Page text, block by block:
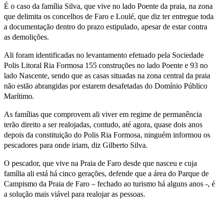
É o caso da família Silva, que vive no lado Poente da praia, na zona
que delimita os concelhos de Faro e Loulé, que diz ter entregue toda
a documentação dentro do prazo estipulado, apesar de estar contra
as demolições.
Ali foram identificadas no levantamento efetuado pela Sociedade
Polis Litoral Ria Formosa 155 construções no lado Poente e 93 no
lado Nascente, sendo que as casas situadas na zona central da praia
não estão abrangidas por estarem desafetadas do Domínio Público
Marítimo.
As famílias que comprovem ali viver em regime de permanência
terão direito a ser realojadas, contudo, até agora, quase dois anos
depois da constituição do Polis Ria Formosa, ninguém informou os
pescadores para onde iriam, diz Gilberto Silva.
O pescador, que vive na Praia de Faro desde que nasceu e cuja
família ali está há cinco gerações, defende que a área do Parque de
Campismo da Praia de Faro – fechado ao turismo há alguns anos -, é
a solução mais viável para realojar as pessoas.